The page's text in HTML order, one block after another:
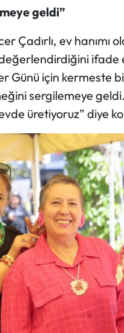
geldi”
Çadırlı, ev hanımı
ifade
Günü için kermeste
sergilemeye
üretiyoruz” diye